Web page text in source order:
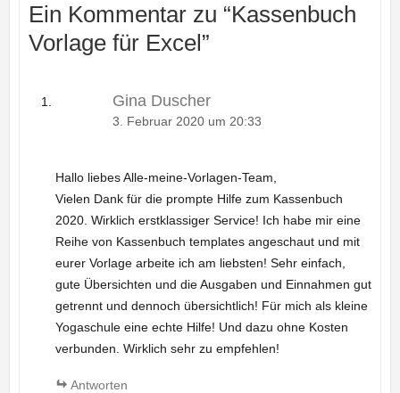
Ein Kommentar zu “Kassenbuch
Vorlage für Excel”
Gina Duscher
3. Februar 2020 um 20:33
Hallo liebes Alle-meine-Vorlagen-Team,
Vielen Dank für die prompte Hilfe zum Kassenbuch
2020. Wirklich erstklassiger Service! Ich habe mir eine
Reihe von Kassenbuch templates angeschaut und mit
eurer Vorlage arbeite ich am liebsten! Sehr einfach,
gute Übersichten und die Ausgaben und Einnahmen gut
getrennt und dennoch übersichtlich! Für mich als kleine
Yogaschule eine echte Hilfe! Und dazu ohne Kosten
verbunden. Wirklich sehr zu empfehlen!
Antworten